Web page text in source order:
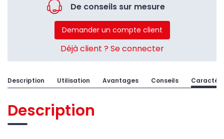
De conseils sur mesure
Demander un compte client
Déjà client ? Se connecter
Description Utilisation Avantages Conseils
Description